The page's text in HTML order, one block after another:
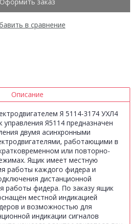
в сравнение
Описание
Я 5114-3174 УХЛ4
управления Я5114 предназначен
двумя асинхронными
работающими в
или повторно-
Ящик имеет местную
работы каждого фидера и
дистанционной
работы фидера. По заказу ящик
местной индикацией
и возможностью для
индикации сигналов